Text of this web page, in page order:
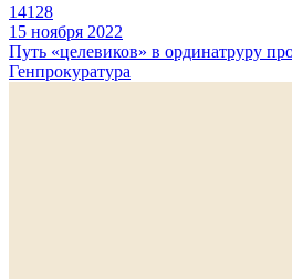
14128
15 ноября 2022
Путь «целевиков» в ординатруру
Генпрокуратура